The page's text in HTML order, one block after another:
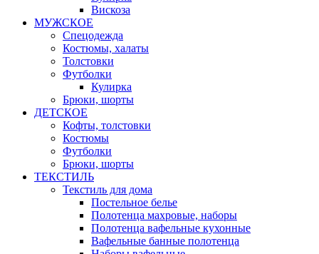
Вискоза
МУЖСКОЕ
Спецодежда
Костюмы, халаты
Толстовки
Футболки
Кулирка
Брюки, шорты
ДЕТСКОЕ
Кофты, толстовки
Костюмы
Футболки
Брюки, шорты
ТЕКСТИЛЬ
Текстиль для дома
Постельное белье
Полотенца махровые, наборы
Полотенца вафельные кухонные
Вафельные банные полотенца